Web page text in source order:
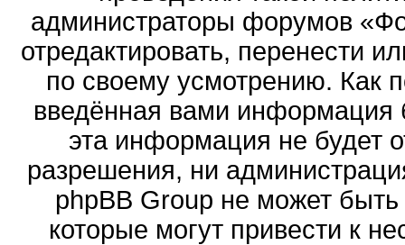
администраторы форумов
отредактировать, перенести
по своему усмотрению. Как
введённая вами информация
эта информация не будет
разрешения, ни
phpBB Group не может быть
которые могут привести к